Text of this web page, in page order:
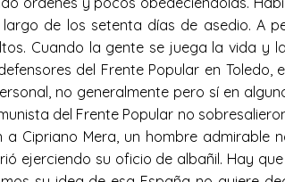
de los setenta días de asedio. A
Cuando la gente se juega la vida y
del Frente Popular en Toledo,
no generalmente pero sí en
del Frente Popular no
Cipriano Mera, un hombre
ejerciendo su oficio de albañil. Hay